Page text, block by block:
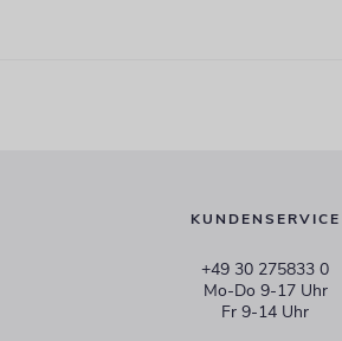
KUNDENSERVICE
+49 30 275833 0
Mo-Do 9-17 Uhr
Fr 9-14 Uhr